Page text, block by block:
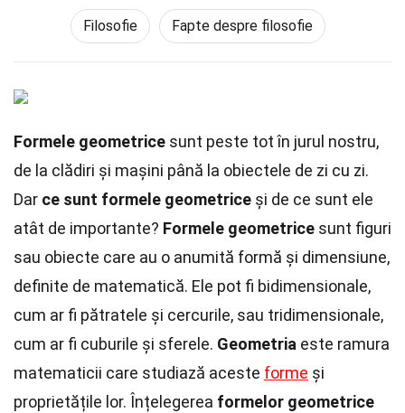
Filosofie Fapte despre filosofie
Formele geometrice sunt peste tot în jurul nostru,
de la clădiri și mașini până la obiectele de zi cu zi.
Dar ce sunt formele geometrice și de ce sunt ele
atât de importante? Formele geometrice sunt figuri
sau obiecte care au o anumită formă și dimensiune,
definite de matematică. Ele pot fi bidimensionale,
cum ar fi pătratele și cercurile, sau tridimensionale,
cum ar fi cuburile și sferele. Geometria este ramura
matematicii care studiază aceste forme și
proprietățile lor. Înțelegerea formelor geometrice